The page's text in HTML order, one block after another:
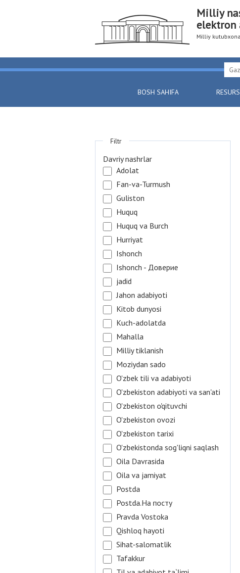
Milliy
elektron
Milliy
BOSH SAHIFA
Filtr
Davriy nashrlar
Adolat
Fan-va-Turmush
Guliston
Huquq
Huquq va Burch
Hurriyat
Ishonch
Ishonch - Доверие
jadid
Jahon adabiyoti
Kitob dunyosi
Kuch-adolatda
Mahalla
Milliy tiklanish
Moziydan sado
O'zbek tili va adabiyoti
O'zbekiston adabiyoti va san'ati
O'zbekiston o'qituvchi
O'zbekiston ovozi
O'zbekiston tarixi
O'zbekistonda sog'liqni saqlash
Oila Davrasida
Oila va jamiyat
Postda
Postda.На посту
Pravda Vostoka
Qishloq hayoti
Sihat-salomatlik
Tafakkur